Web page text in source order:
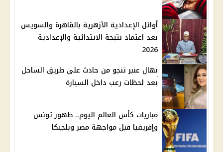
أوائل الإعدادية الأزهرية بالقاهرة والسويس
بعد اعتماد نتيجة الابتدائية والإعدادية
2026
نهال عنبر تنجو من حادث على طريق الساحل
بعد لحظات رعب داخل السيارة
مباريات كأس العالم اليوم.. ظهور تونس
وإفريقيا قبل مواجهة مصر وبلجيكا